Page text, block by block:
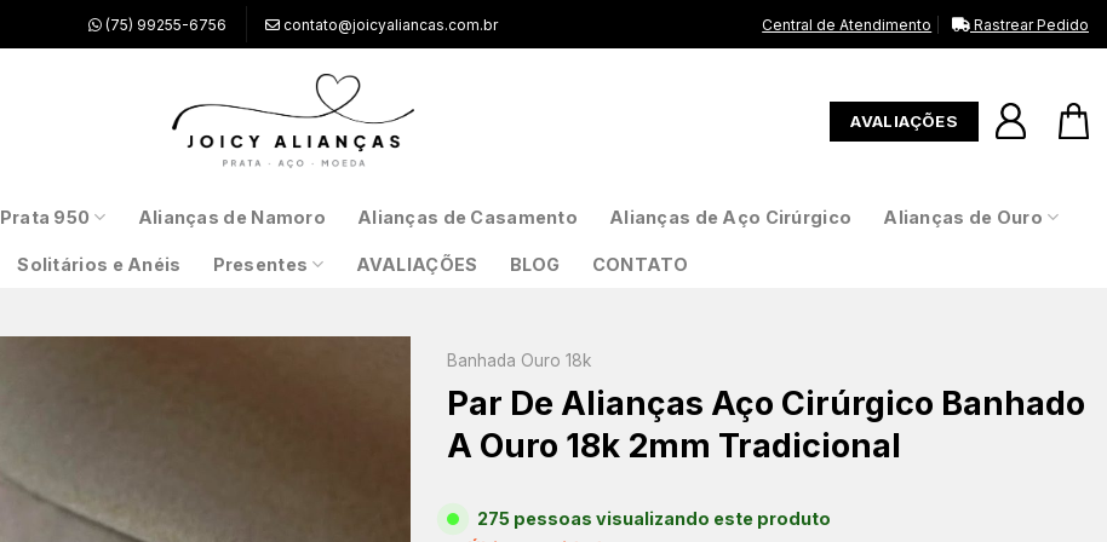
(75) 99255-6756 contato@joicyaliancas.com.br Central de Atendimento Rastrear Pedido
AVALIAÇÕES
Prata 950 Alianças de Namoro Alianças de Casamento Alianças de Aço Cirúrgico Alianças de Ouro
Solitários e Anéis Presentes AVALIAÇÕES BLOG CONTATO
Banhada Ouro 18k
Par De Alianças Aço Cirúrgico Banhado
A Ouro 18k 2mm Tradicional
275 pessoas visualizando este produto